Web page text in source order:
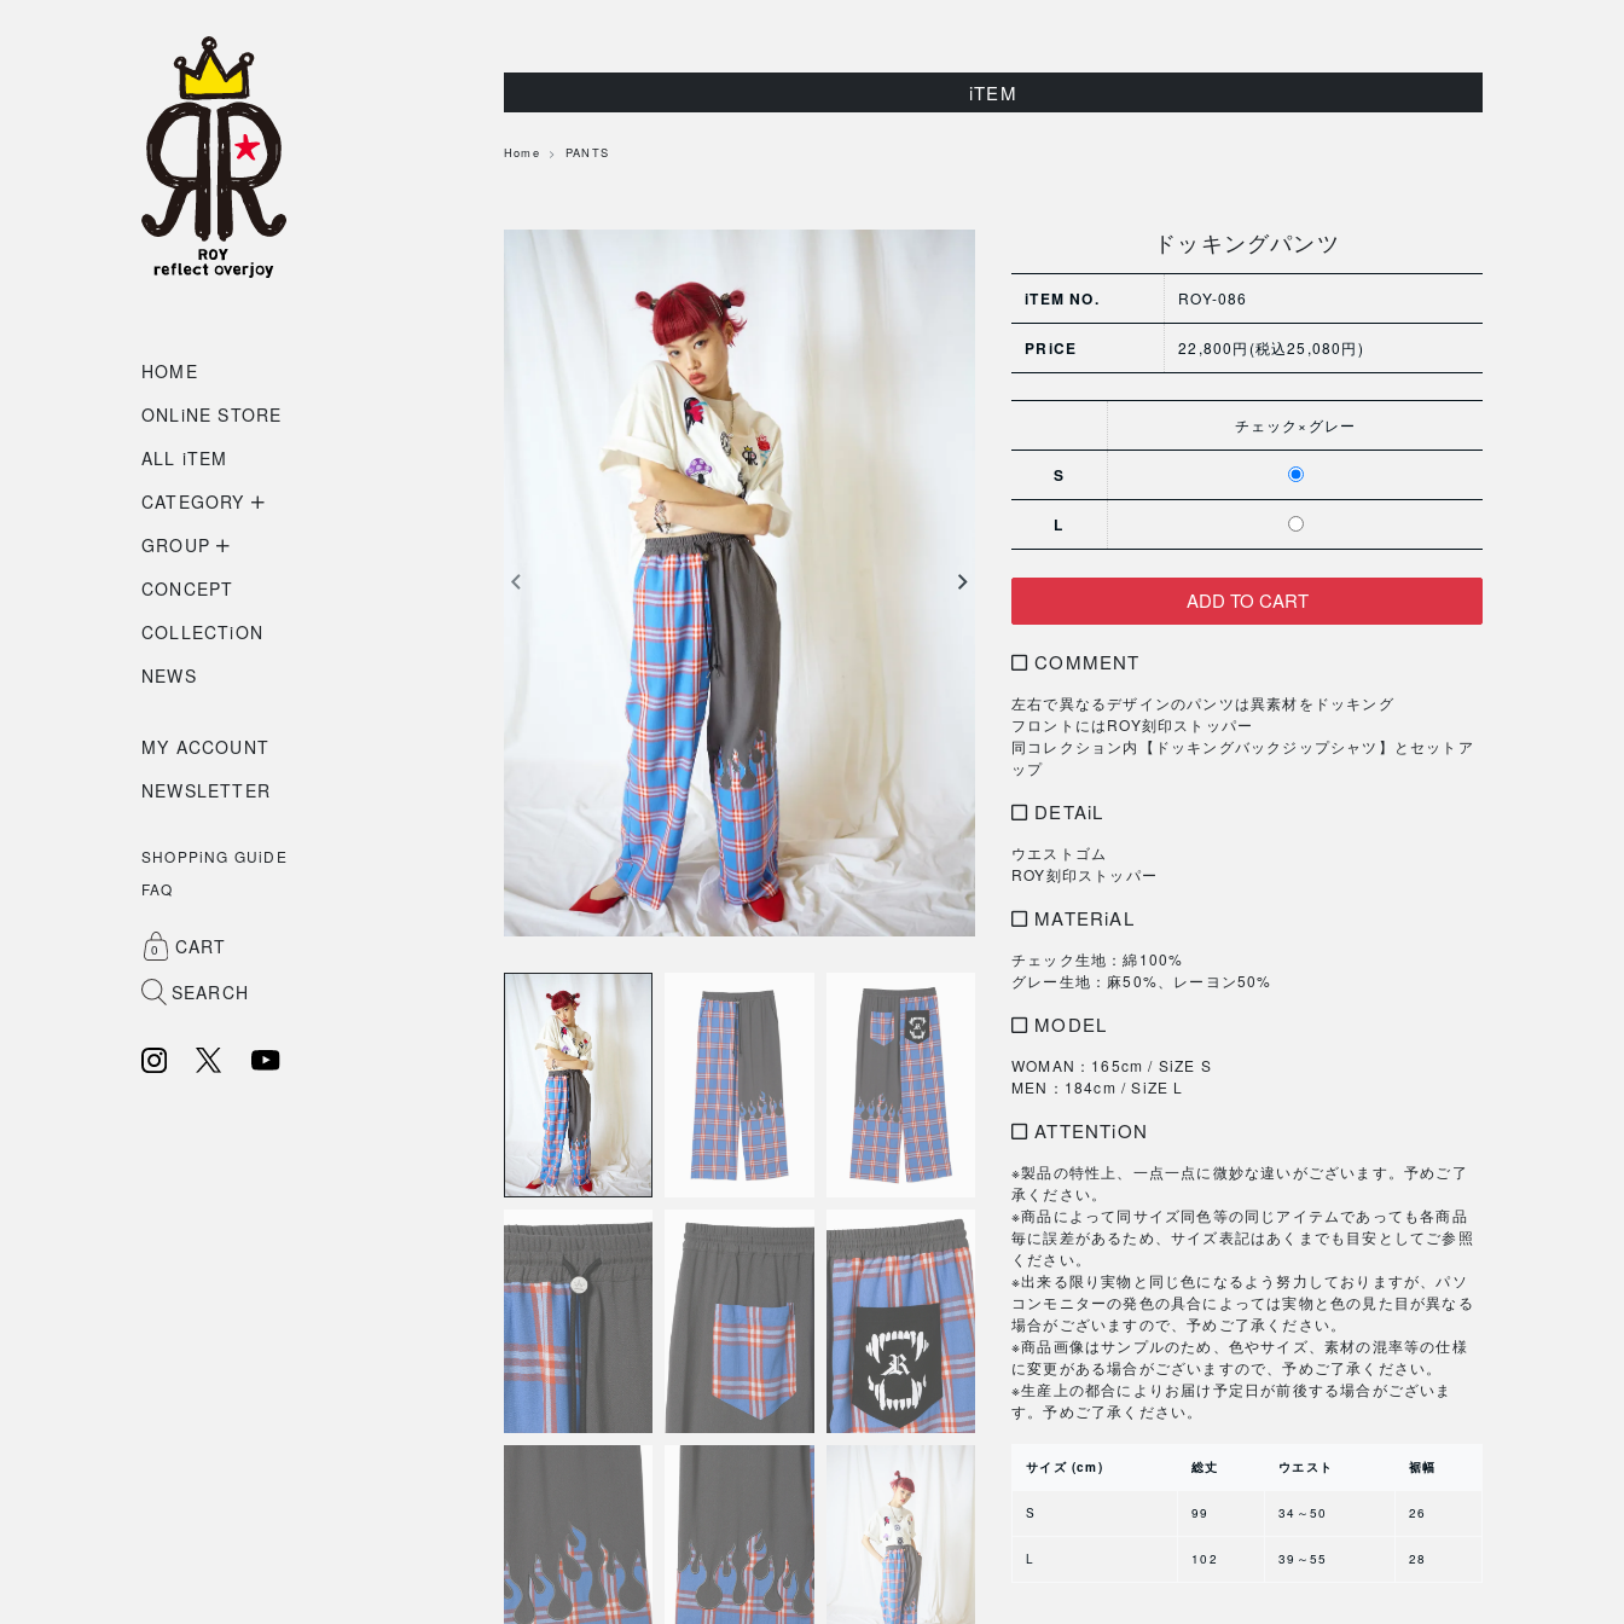
iTEM
Home PANTS
ドッキングパンツ
iTEM NO. ROY-086
PRiCE 22,800円(税込25,080円)
チェック×グレー
S
L
COMMENT
左右で異なるデザインのパンツは異素材をドッキング
フロントにはROY刻印ストッパー
同コレクション内【ドッキングバックジップシャツ】とセットア
ップ
DETAiL
ウエストゴム
ROY刻印ストッパー
MATERiAL
チェック生地：綿100%
グレー生地：麻50%、レーヨン50%
MODEL
WOMAN：165cm / SiZE S
MEN：184cm / SiZE L
ATTENTiON
※製品の特性上、一点一点に微妙な違いがございます。予めご了
承ください。
※商品によって同サイズ同色等の同じアイテムであっても各商品
毎に誤差があるため、サイズ表記はあくまでも目安としてご参照
ください。
※出来る限り実物と同じ色になるよう努力しておりますが、パソ
コンモニターの発色の具合によっては実物と色の見た目が異なる
場合がございますので、予めご了承ください。
※商品画像はサンプルのため、色やサイズ、素材の混率等の仕様
に変更がある場合がございますので、予めご了承ください。
※生産上の都合によりお届け予定日が前後する場合がございま
す。予めご了承ください。
サイズ (cm) 総丈 ウエスト 裾幅
S 99 34～50 26
L 102 39～55 28
HOME
ONLiNE STORE
ALL iTEM
CATEGORY
GROUP
CONCEPT
COLLECTiON
NEWS
MY ACCOUNT
NEWSLETTER
SHOPPiNG GUiDE
FAQ
0
CART
SEARCH